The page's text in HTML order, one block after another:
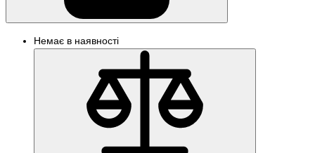
Немає в наявності